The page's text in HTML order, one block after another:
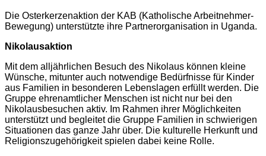
Die Osterkerzenaktion der KAB (Katholische Arbeitnehmer-
Bewegung) unterstützte ihre Partnerorganisation in Uganda.
Nikolausaktion
Mit dem alljährlichen Besuch des Nikolaus können kleine
Wünsche, mitunter auch notwendige Bedürfnisse für Kinder
aus Familien in besonderen Lebenslagen erfüllt werden. Die
Gruppe ehrenamtlicher Menschen ist nicht nur bei den
Nikolausbesuchen aktiv. Im Rahmen ihrer Möglichkeiten
unterstützt und begleitet die Gruppe Familien in schwierigen
Situationen das ganze Jahr über. Die kulturelle Herkunft und
Religionszugehörigkeit spielen dabei keine Rolle.